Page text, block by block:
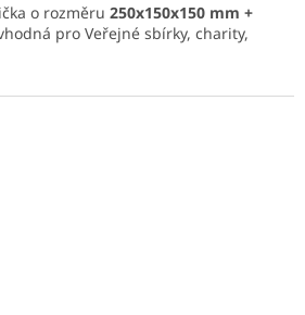
o rozměru 250x150x150 mm +
pro Veřejné sbírky, charity,